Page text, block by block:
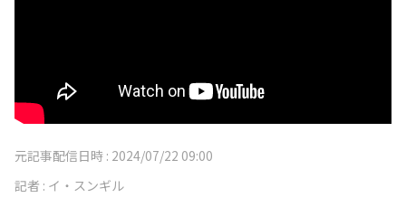
元記事配信日時 : 2024/07/22 09:00
記者 : イ・スンギル